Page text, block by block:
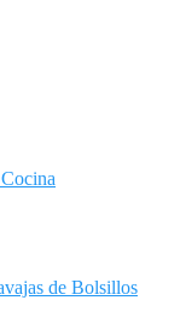
de Bolsillos